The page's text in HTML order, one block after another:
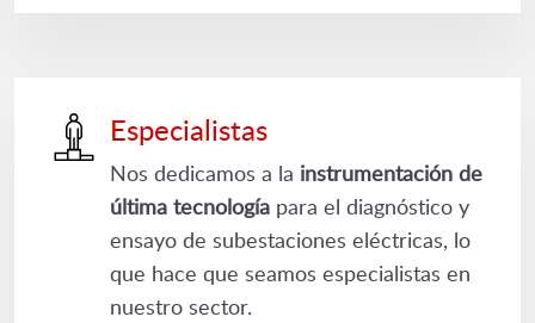
Especialistas
Nos dedicamos a la instrumentación de
última tecnología para el diagnóstico y
ensayo de subestaciones eléctricas, lo
que hace que seamos especialistas en
nuestro sector.